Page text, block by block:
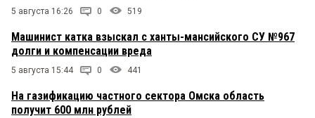
5 августа 16:26 0 519
Машинист катка взыскал с ханты-мансийского СУ №967
долги и компенсации вреда
5 августа 15:44 0 441
На газификацию частного сектора Омска область
получит 600 млн рублей